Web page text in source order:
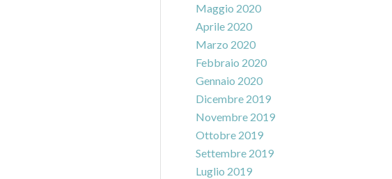
Maggio 2020
Aprile 2020
Marzo 2020
Febbraio 2020
Gennaio 2020
Dicembre 2019
Novembre 2019
Ottobre 2019
Settembre 2019
Luglio 2019